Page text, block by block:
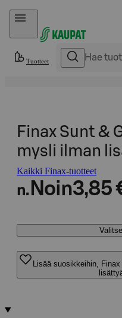
Hyppää sisältöön
Tuotteet
Finax Sunt &
mysli ilman
Kaikki Finax-tuotteet
n. Noin3,85
Lisää suosikkeihin,